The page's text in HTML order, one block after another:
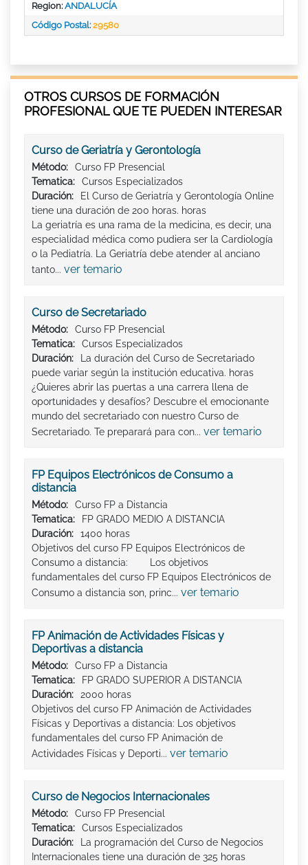
Region:ANDALUCÍA
Código Postal:29580
OTROS CURSOS DE FORMACIÓN
PROFESIONAL QUE TE PUEDEN INTERESAR
Curso de Geriatría y Gerontología
Método:
Curso FP Presencial
Tematica:
Cursos Especializados
Duración:
El Curso de Geriatría y Gerontología Online
tiene una duración de 200 horas. horas
La geriatría es una rama de la medicina, es decir, una
especialidad médica como pudiera ser la Cardiología
o la Pediatría. La Geriatría debe atender al anciano
tanto... ver temario
Curso de Secretariado
Método:
Curso FP Presencial
Tematica:
Cursos Especializados
Duración:
La duración del Curso de Secretariado
puede variar según la institución educativa. horas
¿Quieres abrir las puertas a una carrera llena de
oportunidades y desafíos? Descubre el emocionante
mundo del secretariado con nuestro Curso de
Secretariado. Te preparará para con... ver temario
FP Equipos Electrónicos de Consumo a
distancia
Método:
Curso FP a Distancia
Tematica:
FP GRADO MEDIO A DISTANCIA
Duración:
1400 horas
Objetivos del curso FP Equipos Electrónicos de
Consumo a distancia: Los objetivos
fundamentales del curso FP Equipos Electrónicos de
Consumo a distancia son, princ... ver temario
FP Animación de Actividades Físicas y
Deportivas a distancia
Método:
Curso FP a Distancia
Tematica:
FP GRADO SUPERIOR A DISTANCIA
Duración:
2000 horas
Objetivos del curso FP Animación de Actividades
Físicas y Deportivas a distancia: Los objetivos
fundamentales del curso FP Animación de
Actividades Físicas y Deporti... ver temario
Curso de Negocios Internacionales
Método:
Curso FP Presencial
Tematica:
Cursos Especializados
Duración:
La programación del Curso de Negocios
Internacionales tiene una duración de 325 horas